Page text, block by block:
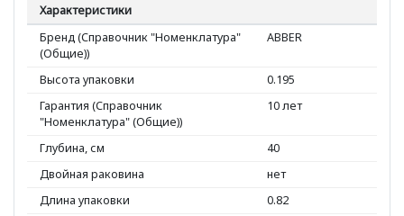
Характеристики
Бренд (Справочник "Номенклатура"
(Общие))
ABBER
Высота упаковки
0.195
Гарантия (Справочник
"Номенклатура" (Общие))
10 лет
Глубина, см
40
Двойная раковина
нет
Длина упаковки
0.82